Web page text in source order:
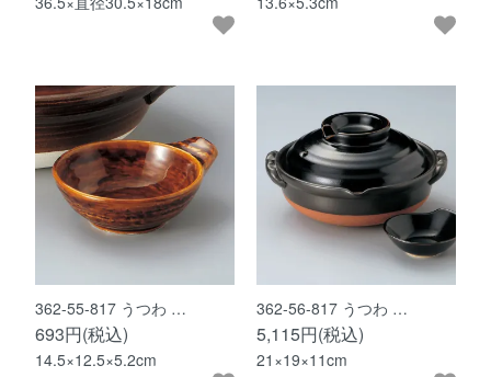
362-55-817 うつわ …
693円(税込)
14.5×12.5×5.2cm
362-56-817 うつわ …
5,115円(税込)
21×19×11cm